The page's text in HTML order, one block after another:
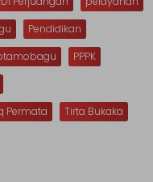
Pendidikan
PPPK
Permata
Tirta Bukaka